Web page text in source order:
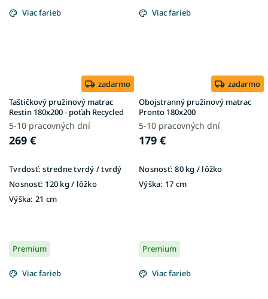
Viac farieb
zadarmo
Taštičkový pružinový matrac
Restin 180x200 - poťah Recycled
5-10 pracovných dní
269 €
Tvrdosť: stredne tvrdý / tvrdý
Nosnosť: 120 kg / lôžko
Výška: 21 cm
Viac farieb
zadarmo
Obojstranný pružinový matrac
Pronto 180x200
5-10 pracovných dní
179 €
Nosnosť: 80 kg / lôžko
Výška: 17 cm
Premium
Viac farieb
Premium
Viac farieb